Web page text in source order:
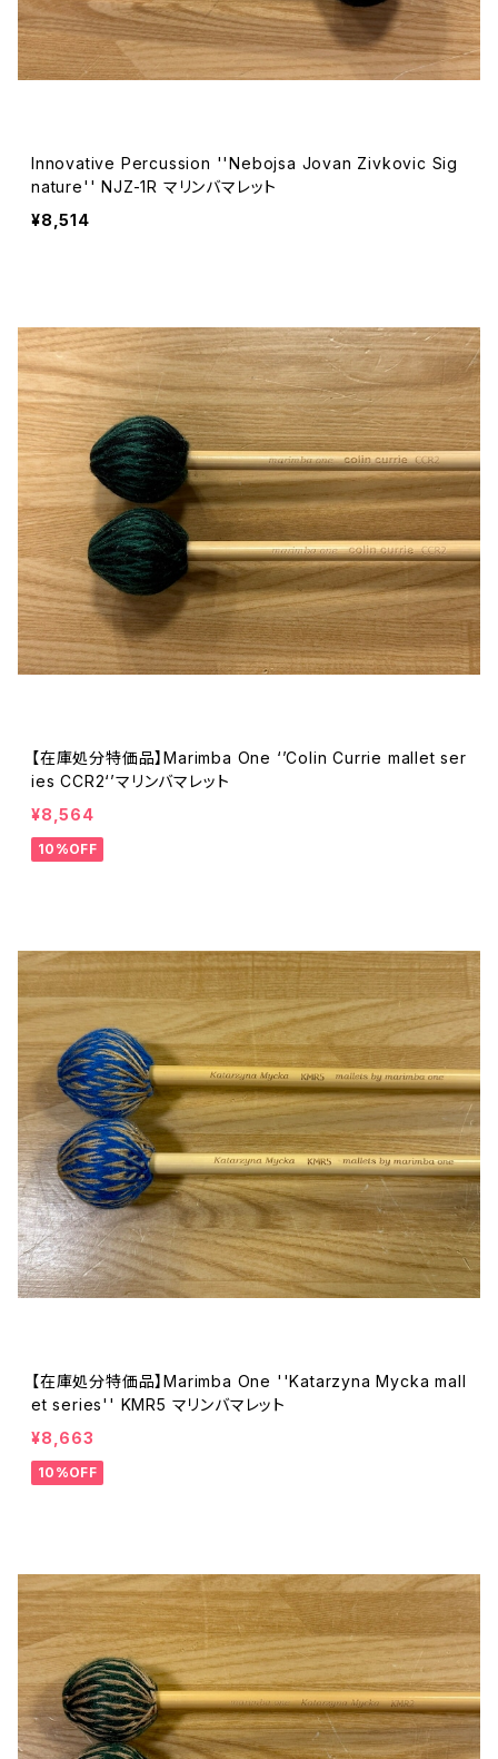
Innovative Percussion ''Nebojsa Jovan Zivkovic Sig
nature'' NJZ-1R マリンバマレット
¥8,514
【在庫処分特価品】Marimba One ‘’Colin Currie mallet ser
ies CCR2‘’マリンバマレット
¥8,564
10%OFF
【在庫処分特価品】Marimba One ''Katarzyna Mycka mall
et series'' KMR5 マリンバマレット
¥8,663
10%OFF